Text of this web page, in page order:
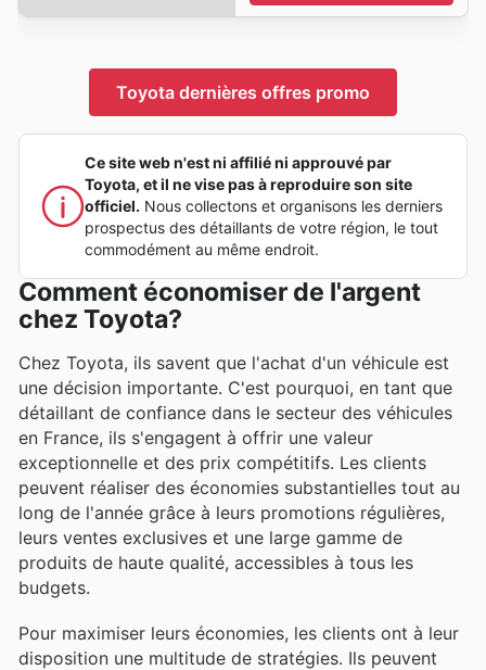
Toyota dernières offres promo
Ce site web n'est ni affilié ni approuvé par
Toyota, et il ne vise pas à reproduire son site
officiel. Nous collectons et organisons les derniers
prospectus des détaillants de votre région, le tout
commodément au même endroit.
Comment économiser de l'argent
chez Toyota?
Chez Toyota, ils savent que l'achat d'un véhicule est
une décision importante. C'est pourquoi, en tant que
détaillant de confiance dans le secteur des véhicules
en France, ils s'engagent à offrir une valeur
exceptionnelle et des prix compétitifs. Les clients
peuvent réaliser des économies substantielles tout au
long de l'année grâce à leurs promotions régulières,
leurs ventes exclusives et une large gamme de
produits de haute qualité, accessibles à tous les
budgets.
Pour maximiser leurs économies, les clients ont à leur
disposition une multitude de stratégies. Ils peuvent